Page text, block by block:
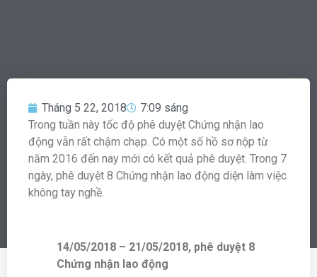
Tháng 5 22, 2018
7:09 sáng
Trong tuần này tốc độ phê duyệt Chứng nhận lao
động vẫn rất chậm chạp. Có một số hồ sơ nộp từ
năm 2016 đến nay mới có kết quả phê duyệt. Trong 7
ngày, phê duyệt 8 Chứng nhận lao động diện làm việc
không tay nghề.
14/05/2018 – 21/05/2018, phê duyệt 8
Chứng nhận lao động